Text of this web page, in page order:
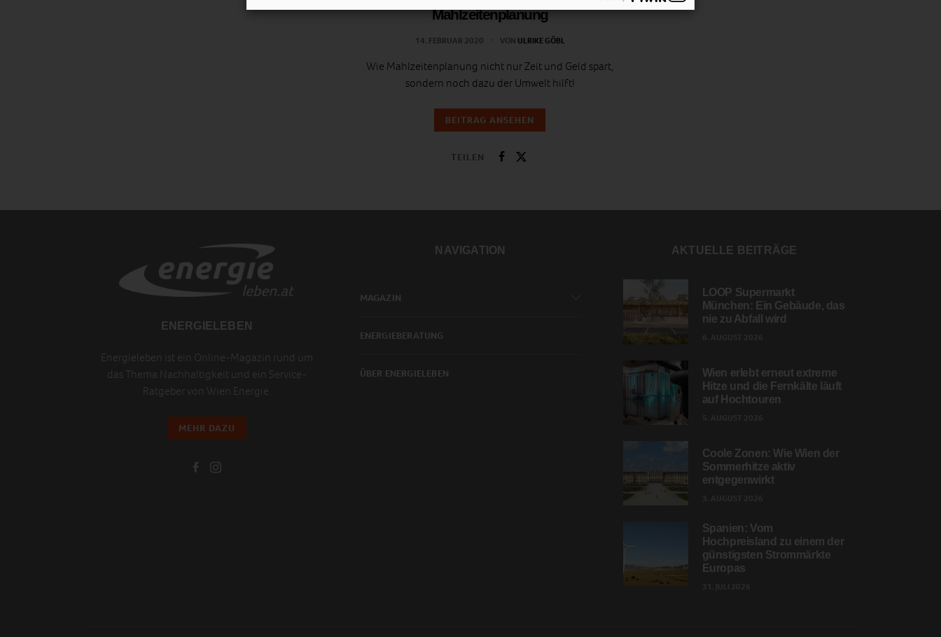
Mahlzeitenplanung
14. FEBRUAR 2020 VON ULRIKE GÖBL
Wie Mahlzeitenplanung nicht nur Zeit und Geld spart,
sondern noch dazu der Umwelt hilft!
BEITRAG ANSEHEN
TEILEN
ENERGIELEBEN
Energieleben ist ein Online-Magazin rund um
das Thema Nachhaltigkeit und ein Service-
Ratgeber von Wien Energie.
MEHR DAZU
NAVIGATION
MAGAZIN
ENERGIEBERATUNG
ÜBER ENERGIELEBEN
AKTUELLE BEITRÄGE
LOOP Supermarkt
München: Ein Gebäude, das
nie zu Abfall wird
Wien erlebt erneut extreme
Hitze und die Fernkälte läuft
auf Hochtouren
Coole Zonen: Wie Wien der
Sommerhitze aktiv
entgegenwirkt
Spanien: Vom
Hochpreisland zu einem der
günstigsten Strommärkte
Europas